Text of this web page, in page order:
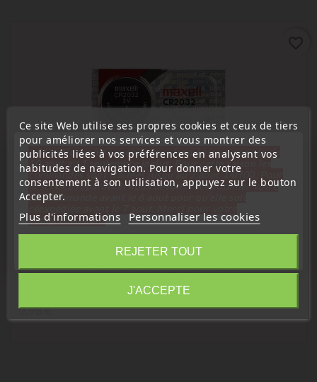
(4,3/5) sur11note(s)
Piles lithium longue durée
Pile Maxell CR2032 CR 2032 Lithium Pour Télécommande,
0,98 €Prix
Ce site Web utilise ses propres cookies et ceux de tiers
pour améliorer nos services et vous montrer des
publicités liées à vos préférences en analysant vos
habitudes de navigation. Pour donner votre
consentement à son utilisation, appuyez sur le bouton
Accepter.
Plus d'informations Personnaliser les cookies
REJETER TOUT
J'ACCEPTE
« Attention, notre société sera fermée pour congés du
10 aout au 1 septembre inclus. Pour cette raison les
commandes sont traitées jusqu'au 7 aout 14H00. Pour
le service réparation nous devons réceptionner votre
télécommande avant le 6 aout pour qu'elle soit
compréhension»
Fermer
Information